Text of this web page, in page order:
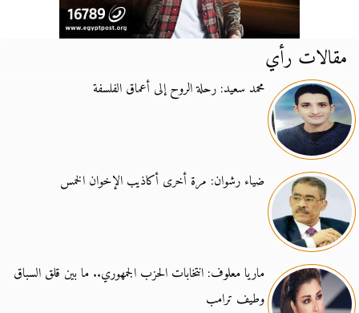
مقالات رأي
محمد سعيد: رحلة الروح إلى أعماق الفلسفة
ضياء رشوان: مرة أخرى أكاذيب الإخوان الخمس
ماريا معلوف: انتخابات الحزب الجمهوري.. ما بين قلق السباق
وطيف ترامب